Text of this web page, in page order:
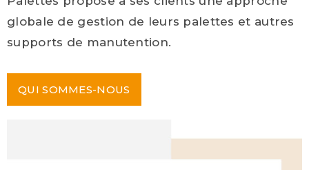
globale de gestion de leurs palettes et autres
supports de manutention.
QUI SOMMES-NOUS